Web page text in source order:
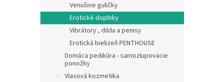
Venušine guličky
Erotické doplnky
Vibrátory , dilda a penisy
Erotická bielizeň PENTHOUSE
Domáca pedikúra - samozlupovacie
ponožky
Vlasová kozmetika